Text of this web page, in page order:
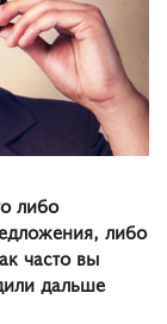
либо
либо
часто вы
дальше